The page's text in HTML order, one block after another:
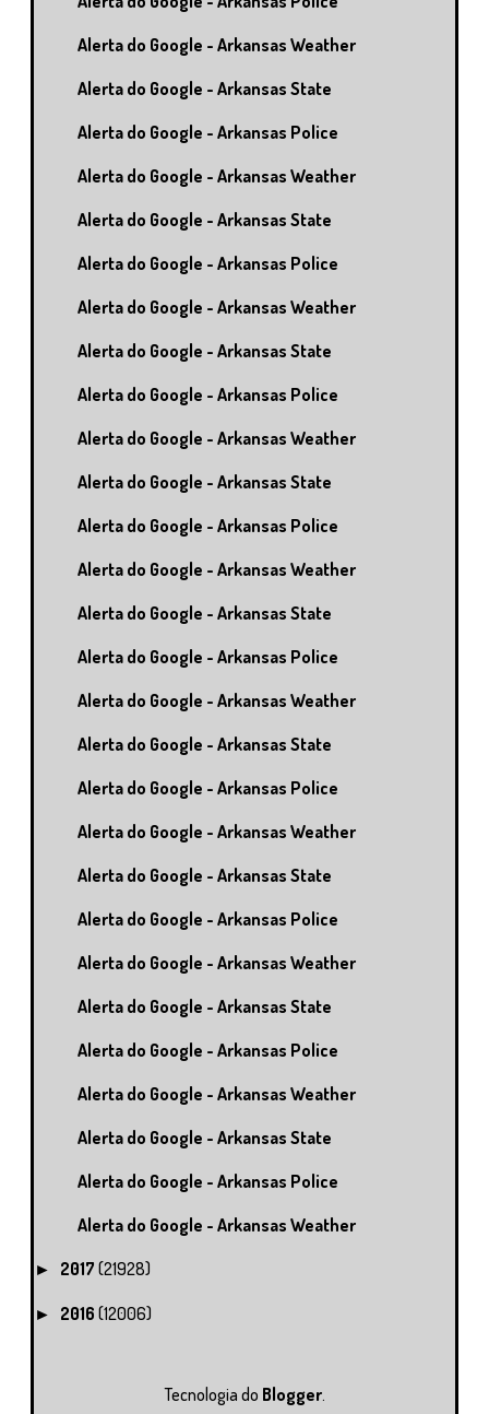
Alerta do Google - Arkansas Weather
Alerta do Google - Arkansas State
Alerta do Google - Arkansas Police
Alerta do Google - Arkansas Weather
Alerta do Google - Arkansas State
Alerta do Google - Arkansas Police
Alerta do Google - Arkansas Weather
Alerta do Google - Arkansas State
Alerta do Google - Arkansas Police
Alerta do Google - Arkansas Weather
Alerta do Google - Arkansas State
Alerta do Google - Arkansas Police
Alerta do Google - Arkansas Weather
Alerta do Google - Arkansas State
Alerta do Google - Arkansas Police
Alerta do Google - Arkansas Weather
Alerta do Google - Arkansas State
Alerta do Google - Arkansas Police
Alerta do Google - Arkansas Weather
Alerta do Google - Arkansas State
Alerta do Google - Arkansas Police
Alerta do Google - Arkansas Weather
Alerta do Google - Arkansas State
Alerta do Google - Arkansas Police
Alerta do Google - Arkansas Weather
Alerta do Google - Arkansas State
Alerta do Google - Arkansas Police
Alerta do Google - Arkansas Weather
► 2017 (21928)
► 2016 (12006)
Tecnologia do Blogger.